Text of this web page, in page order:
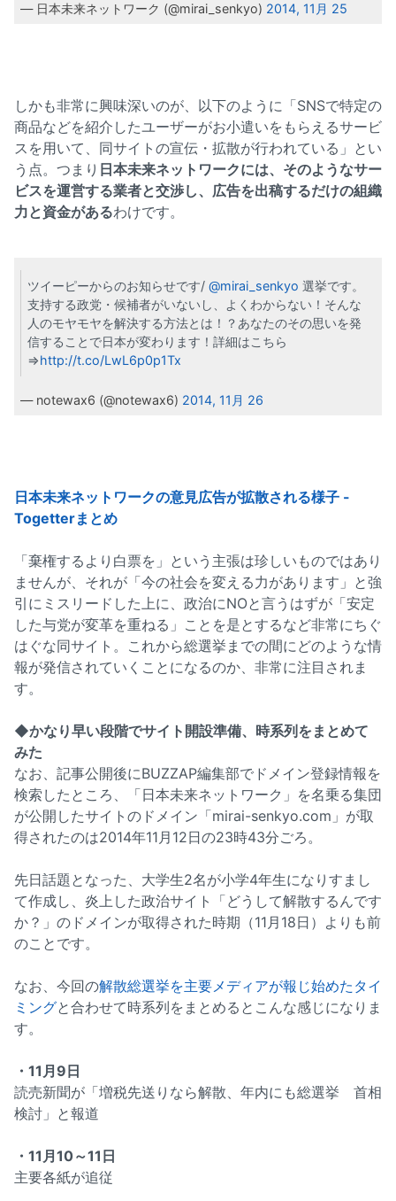
— 日本未来ネットワーク (@mirai_senkyo) 2014, 11月 25
しかも非常に興味深いのが、以下のように「SNSで特定の
商品などを紹介したユーザーがお小遣いをもらえるサービ
スを用いて、同サイトの宣伝・拡散が行われている」とい
う点。つまり 日本未来ネットワークには、そのようなサー
ビスを運営する業者と交渉し、広告を出稿するだけの組織
力と資金があるわけです。
ツイーピーからのお知らせです/@mirai_senkyo 選挙です。
支持する政党・候補者がいないし、よくわからない！そんな
人のモヤモヤを解決する方法とは！？あなたのその思いを発
信することで日本が変わります！詳細はこちら
⇒http://t.co/LwL6p0p1Tx
— notewax6 (@notewax6) 2014, 11月 26
日本未来ネットワークの意見広告が拡散される様子 -
Togetterまとめ
「棄権するより白票を」という主張は珍しいものではあり
ませんが、それが「今の社会を変える力があります」と強
引にミスリードした上に、政治にNOと言うはずが「安定
した与党が変革を重ねる」ことを是とするなど非常にちぐ
はぐな同サイト。これから総選挙までの間にどのような情
報が発信されていくことになるのか、非常に注目されま
す。
◆かなり早い段階でサイト開設準備、時系列をまとめて
みた
なお、記事公開後にBUZZAP編集部でドメイン登録情報を
検索したところ、「日本未来ネットワーク」を名乗る集団
が公開したサイトのドメイン「mirai-senkyo.com」が取
得されたのは2014年11月12日の23時43分ごろ。
先日話題となった、大学生2名が小学4年生になりすまし
て作成し、炎上した政治サイト「どうして解散するんです
か？」のドメインが取得された時期（11月18日）よりも前
のことです。
なお、今回の解散総選挙を主要メディアが報じ始めたタイ
ミングと合わせて時系列をまとめるとこんな感じになりま
す。
・11月9日
読売新聞が「増税先送りなら解散、年内にも総選挙 首相
検討」と報道
・11月10～11日
主要各紙が追従